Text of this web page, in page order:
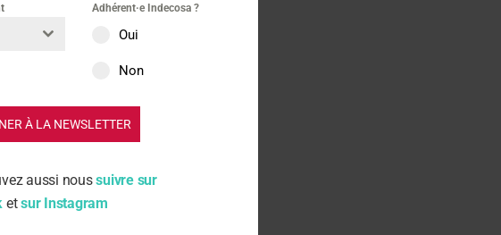
Adhérent·e Indecosa ?
Oui
Non
À LA NEWSLETTER
aussi noussuivre sur
etsur Instagram